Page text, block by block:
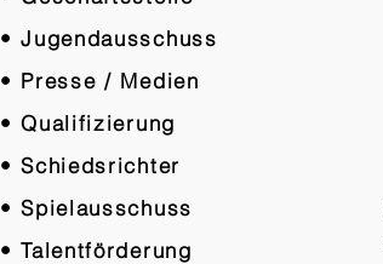
• Jugendausschuss
• Presse / Medien
• Qualifizierung
• Schiedsrichter
• Spielausschuss
• Talentförderung